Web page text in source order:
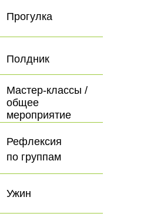
Рефлексия
по группам
Ужин
Мастер-классы /
общее
мероприятие
Полдник
Прогулка